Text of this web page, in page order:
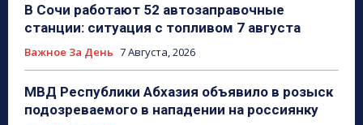
В Сочи работают 52 автозаправочные
станции: ситуация с топливом 7 августа
Важное За День 7 Августа, 2026
МВД Республики Абхазия объявило в розыск
подозреваемого в нападении на россиянку